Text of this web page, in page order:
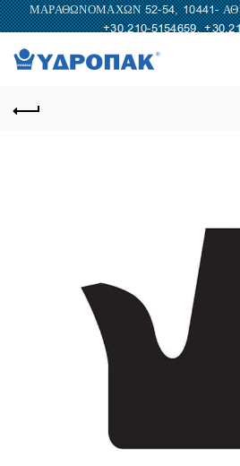
ΜΑΡΑΘΩΝΟΜΑΧΩΝ 52-54, 10441-
+30.210-5154659,